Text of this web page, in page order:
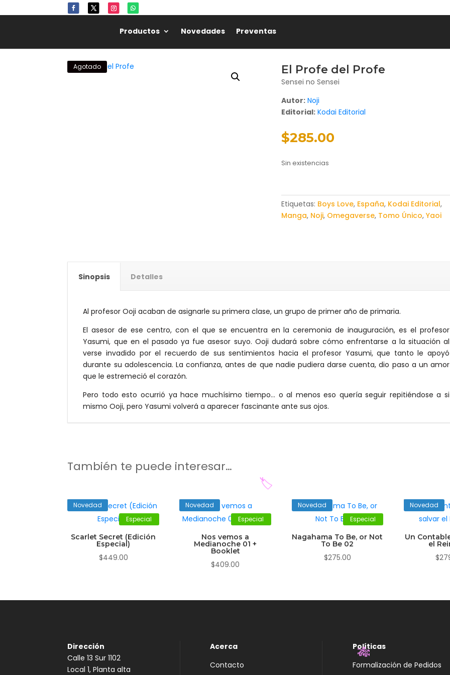
Productos Novedades Preventas
Agotado El Profe del Profe
Sensei no Sensei
Autor: Noji
Editorial: Kodai Editorial
$285.00
Sin existencias
Etiquetas: Boys Love, España, Kodai Editorial,
Manga, Noji, Omegaverse, Tomo Único, Yaoi
Sinopsis Detalles
Al profesor Ooji acaban de asignarle su primera clase, un grupo de primer año de primaria.
El asesor de ese centro, con el que se encuentra en la ceremonia de inauguración, es el profesor
Yasumi, que en el pasado ya fue asesor suyo. Ooji dudará sobre cómo enfrentarse a la situación al
verse invadido por el recuerdo de sus sentimientos hacia el profesor Yasumi, que tanto le apoyó
durante su adolescencia. La confianza, antes de que nadie pudiera darse cuenta, dio paso a un amor
que le estremeció el corazón.
Pero todo esto ocurrió ya hace muchísimo tiempo… o al menos eso quería seguir repitiéndose a si
mismo Ooji, pero Yasumi volverá a aparecer fascinante ante sus ojos.
También te puede interesar…
Especial
Novedad
Scarlet Secret (Edición
Especial)
$449.00
Especial
Novedad
Nos vemos a
Medianoche 01 +
Booklet
$409.00
Especial
Novedad
Nagahama To Be, or Not
To Be 02
$275.00
Novedad
Un
el
$
Dirección
Calle 13 Sur 1102
Local 1, Planta alta
Acerca
Contacto
Políticas
Formalización de Pedidos